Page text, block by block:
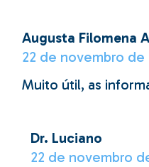
Augusta Filomena
22 de novembro de
Muito útil, as
Dr. Luciano
22 de novembro